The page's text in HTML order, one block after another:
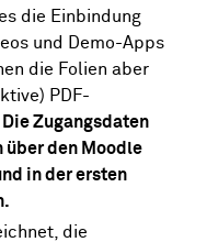
die Einbindung
und Demo-Apps
die Folien aber
PDF-
Die Zugangsdaten
über den Moodle
in der ersten
die